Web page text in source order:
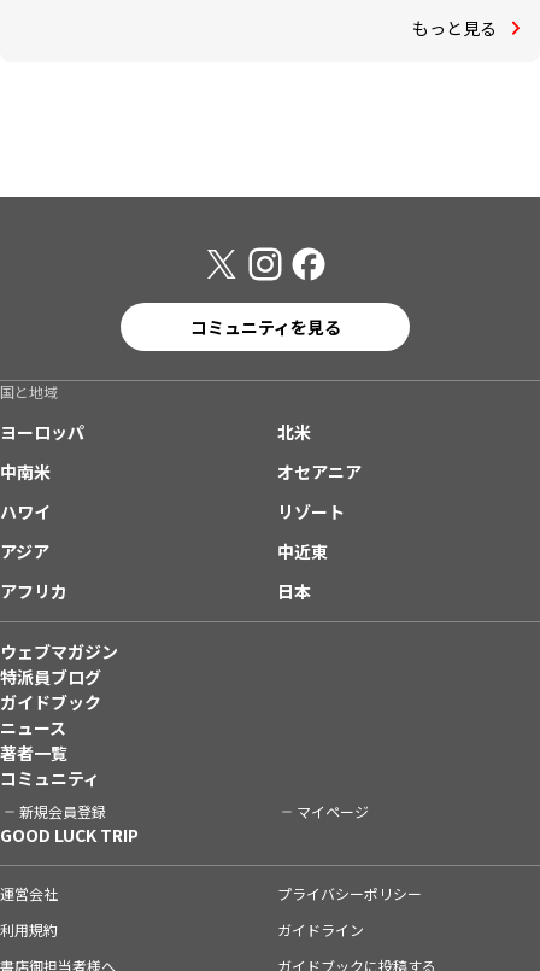
もっと見る
コミュニティを見る
国と地域
ヨーロッパ
北米
中南米
オセアニア
ハワイ
リゾート
アジア
中近東
アフリカ
日本
ウェブマガジン
特派員ブログ
ガイドブック
ニュース
著者一覧
コミュニティ
新規会員登録 マイページ
GOOD LUCK TRIP
運営会社
プライバシーポリシー
利用規約
ガイドライン
書店御担当者様へ
ガイドブックに投稿する